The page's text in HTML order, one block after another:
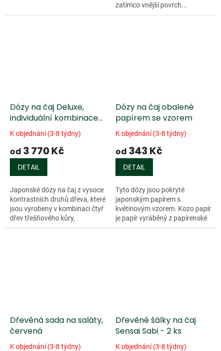
zatímco vnější povrch...
Dózy na čaj Deluxe,
individuální kombinace
různých dřevin
K objednání (3-8 týdny)
od 3 770 Kč
DETAIL
Japonské dózy na čaj z vysoce
kontrastních druhů dřeva, které
jsou vyrobeny v kombinaci čtyř
dřev třešňového kůry,
americký...
Dózy na čaj obalené
papírem se vzorem
K objednání (3-8 týdny)
od 343 Kč
DETAIL
Tyto dózy jsou pokryté
japonským papírem s
květinovým vzorem. Kozo papír
je papír vyráběný z papírenské
moruše. Vlákna tohoto dřeva
Dřevěná sada na saláty,
červená
K objednání (3-8 týdny)
Dřevěné šálky na čaj
Sensai Sabi - 2 ks
K objednání (3-8 týdny)